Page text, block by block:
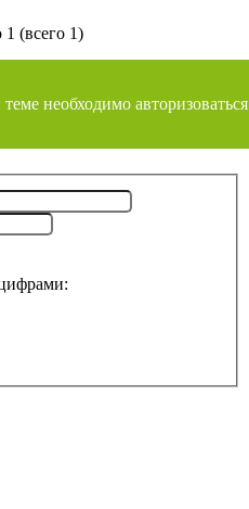
(всего 1)
необходимо